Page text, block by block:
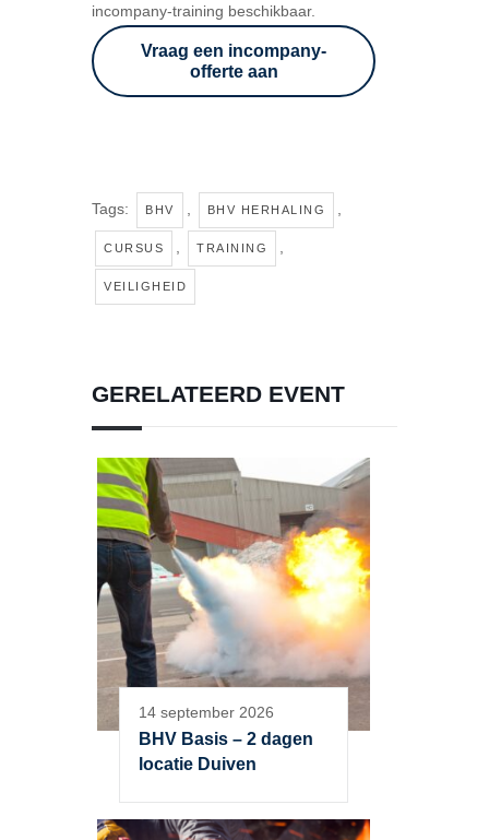
incompany-training beschikbaar.
Vraag een incompany-
offerte aan
Tags: BHV BHV HERHALING
CURSUS TRAINING
VEILIGHEID
GERELATEERD EVENT
14 september 2026
BHV Basis – 2 dagen
locatie Duiven